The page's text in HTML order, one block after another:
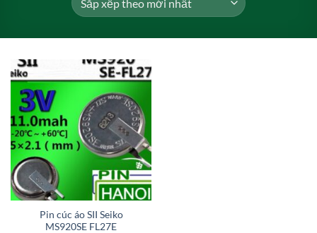
Pin cúc áo SII Seiko
MS920SE FL27E